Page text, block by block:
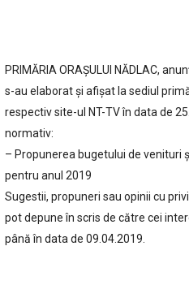
PRIMĂRIA ORAŞULUI NĂDLAC,
s-au elaborat şi afişat la sediul
respectiv site-ul NT-TV în data de
normativ:
– Propunerea bugetului de venituri
pentru anul 2019
Sugestii, propuneri sau opinii cu
pot depune în scris de către cei
până în data de 09.04.2019.